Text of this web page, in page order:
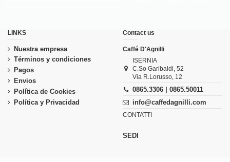
LINKS
Nuestra empresa
Términos y condiciones
Pagos
Envios
Política de Cookies
Política y Privacidad
Contact us
Caffé D'Agnilli
ISERNIA
C.So Garibaldi, 52
Via R.Lorusso, 12
0865.3306 | 0865.50011
info@caffedagnilli.com
CONTATTI
SEDI